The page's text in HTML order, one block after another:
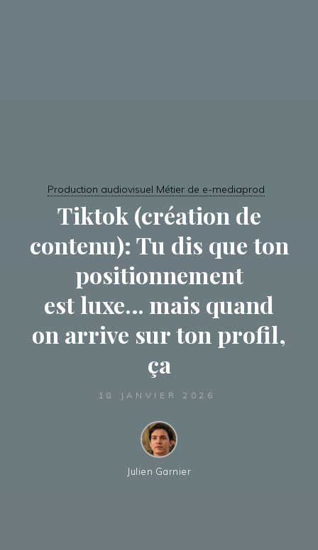
Production audiovisuel Métier de e-mediaprod
Tiktok (création de
contenu): Tu dis que ton
positionnement
est luxe… mais quand
on arrive sur ton profil,
ça
18 JANVIER 2026
Julien Garnier